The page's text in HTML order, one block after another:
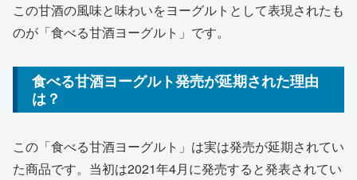
この甘酒の風味と味わいをヨーグルトとして表現されたも
のが「食べる甘酒ヨーグルト」です。
食べる甘酒ヨーグルト発売が延期された理由
は？
この「食べる甘酒ヨーグルト」は実は発売が延期されてい
た商品です。当初は2021年4月に発売すると発表されてい